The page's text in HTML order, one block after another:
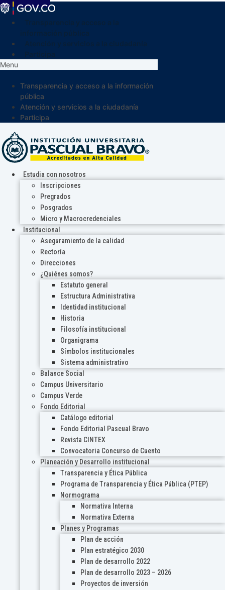
Menu
Transparencia y acceso a la información
pública
Atención y servicios a la ciudadanía
Participa
Estudia con nosotros
Inscripciones
Pregrados
Posgrados
Micro y Macrocredenciales
Institucional
Aseguramiento de la calidad
Rectoría
Direcciones
¿Quiénes somos?
Estatuto general
Estructura Administrativa
Identidad institucional
Historia
Filosofía institucional
Organigrama
Símbolos institucionales
Sistema administrativo
Balance Social
Campus Universitario
Campus Verde
Fondo Editorial
Catálogo editorial
Fondo Editorial Pascual Bravo
Revista CINTEX
Convocatoria Concurso de Cuento
Planeación y Desarrollo institucional
Transparencia y Ética Pública
Programa de Transparencia y Ética Pública (PTEP)
Normograma
Normativa Interna
Normativa Externa
Planes y Programas
Plan de acción
Plan estratégico 2030
Plan de desarrollo 2022
Plan de desarrollo 2023 – 2026
Proyectos de inversión